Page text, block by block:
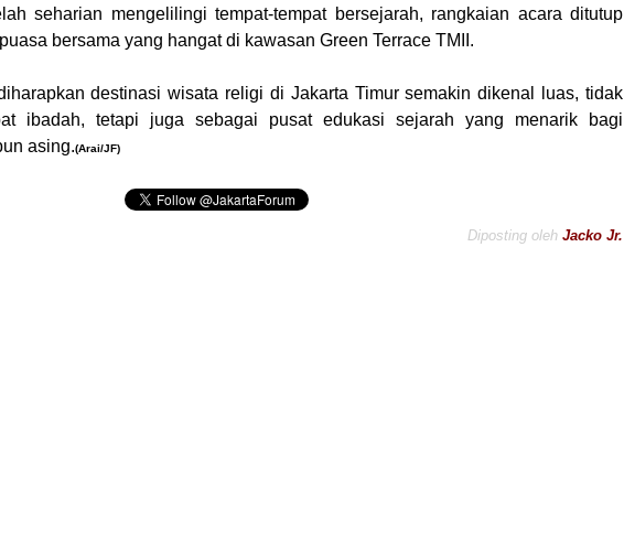
seharian mengelilingi tempat-tempat bersejarah, rangkaian acara ditutup
bersama yang hangat di kawasan Green Terrace TMII.
destinasi wisata religi di Jakarta Timur semakin dikenal luas, tidak
ibadah, tetapi juga sebagai pusat edukasi sejarah yang menarik bagi
asing.(Arai/JF)
Diposting oleh Jacko Jr.